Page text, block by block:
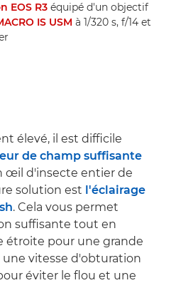
EOS R3 équipé d'un objectif
IS USM à 1/320 s, f/14 et
élevé, il est difficile
de champ suffisante
œil d'insecte entier de
solution est l'éclairage
. Cela vous permet
suffisante tout en
étroite pour une grande
vitesse d'obturation
éviter le flou et une